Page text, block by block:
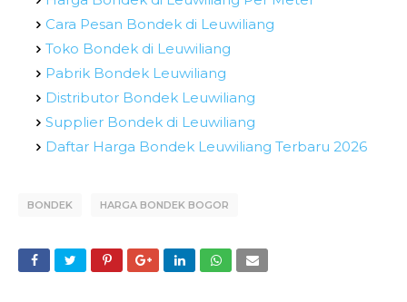
Cara Pesan Bondek di Leuwiliang
Toko Bondek di Leuwiliang
Pabrik Bondek Leuwiliang
Distributor Bondek Leuwiliang
Supplier Bondek di Leuwiliang
Daftar Harga Bondek Leuwiliang Terbaru 2026
BONDEK HARGA BONDEK BOGOR